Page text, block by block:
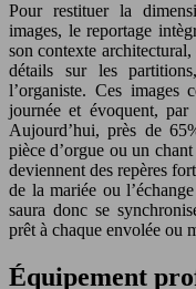
Pour restituer la
images, le reportage
son contexte
détails sur les
l’organiste. Ces images
journée et évoquent,
Aujourd’hui, près de
pièce d’orgue ou un
deviennent des repères
de la mariée ou
saura donc se
prêt à chaque envolée ou
Équipement